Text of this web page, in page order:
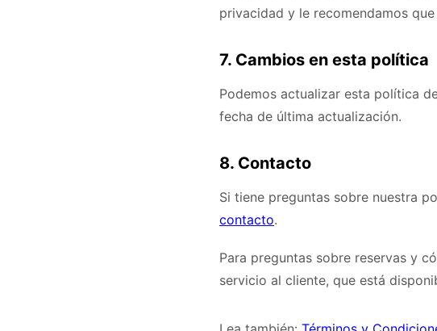
privacidad y le recomendamos
7. Cambios en esta política
Podemos actualizar esta política
fecha de última actualización.
8. Contacto
Si tiene preguntas sobre nuestra
contacto.
Para preguntas sobre reservas y
servicio al cliente, que está